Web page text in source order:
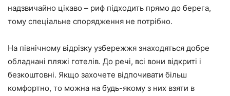
надзвичайно цікаво – риф підходить прямо до берега,
тому спеціальне спорядження не потрібно.
На північному відрізку узбережжя знаходяться добре
обладнані пляжі готелів. До речі, всі вони відкриті і
безкоштовні. Якщо захочете відпочивати більш
комфортно, то можна на будь-якому з них взяти в